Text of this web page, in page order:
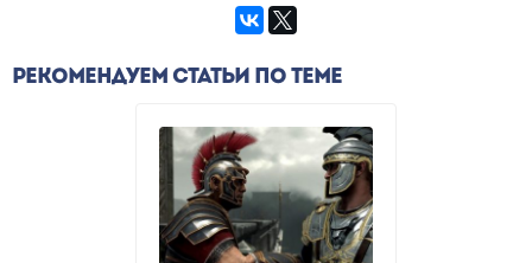
РЕКОМЕНДУЕМ СТАТЬИ ПО ТЕМЕ